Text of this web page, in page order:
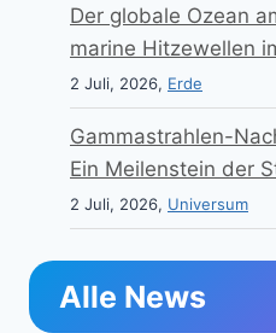
Der globale Ozean
marine Hitzewellen
2 Juli, 2026, Erde
Gammastrahlen-
Ein Meilenstein der
2 Juli, 2026, Universum
Alle News